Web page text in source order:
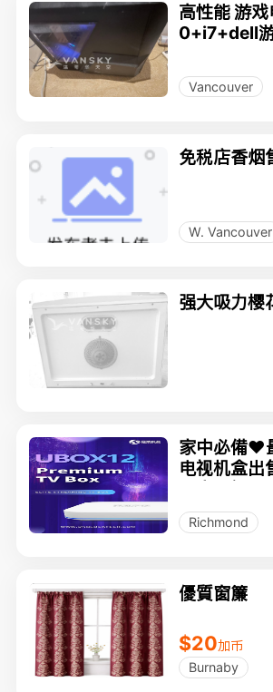
高性能 游
0+i7+dell游
Vancouver
免税店香烟
W. Vancouver
强大吸力樱
家中必備❤️
电视机盒出
Richmond
優質窗簾
$20加币
Burnaby